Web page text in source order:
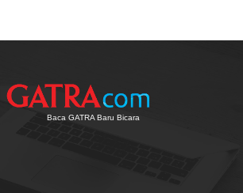
Baca GATRA Baru Bicara